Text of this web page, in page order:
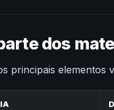
dos
principais elementos